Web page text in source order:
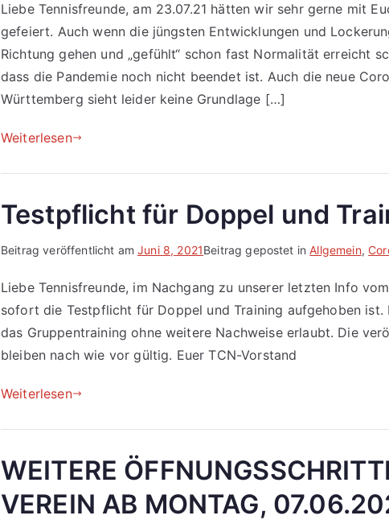
Liebe Tennisfreunde, am 23.07.21 hätten wir sehr gerne mit
gefeiert. Auch wenn die jüngsten Entwicklungen und
Richtung gehen und „gefühlt“ schon fast Normalität erreicht
dass die Pandemie noch nicht beendet ist. Auch die neue
Württemberg sieht leider keine Grundlage […]
Weiterlesen
Testpflicht für Doppel und
Beitrag veröffentlicht amJuni 8, 2021Beitrag gepostet inAllgemein,
Liebe Tennisfreunde, im Nachgang zu unserer letzten Info
sofort die Testpflicht für Doppel und Training aufgehoben
das Gruppentraining ohne weitere Nachweise erlaubt. Die
bleiben nach wie vor gültig. Euer TCN-Vorstand
Weiterlesen
WEITERE
VEREIN AB MONTAG,